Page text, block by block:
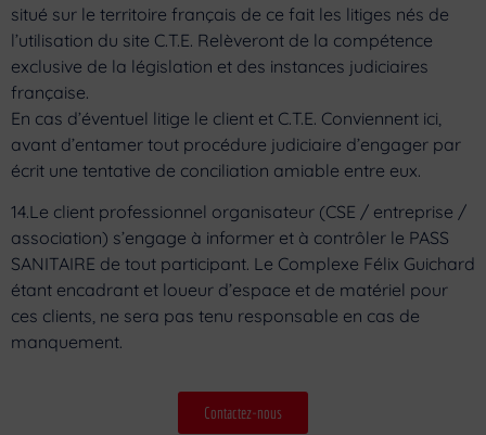
situé sur le territoire français de ce fait les litiges nés de
l’utilisation du site C.T.E. Relèveront de la compétence
exclusive de la législation et des instances judiciaires
française.
En cas d’éventuel litige le client et C.T.E. Conviennent ici,
avant d’entamer tout procédure judiciaire d’engager par
écrit une tentative de conciliation amiable entre eux.
14.Le client professionnel organisateur (CSE / entreprise /
association) s’engage à informer et à contrôler le PASS
SANITAIRE de tout participant. Le Complexe Félix Guichard
étant encadrant et loueur d’espace et de matériel pour
ces clients, ne sera pas tenu responsable en cas de
manquement.
Contactez-nous